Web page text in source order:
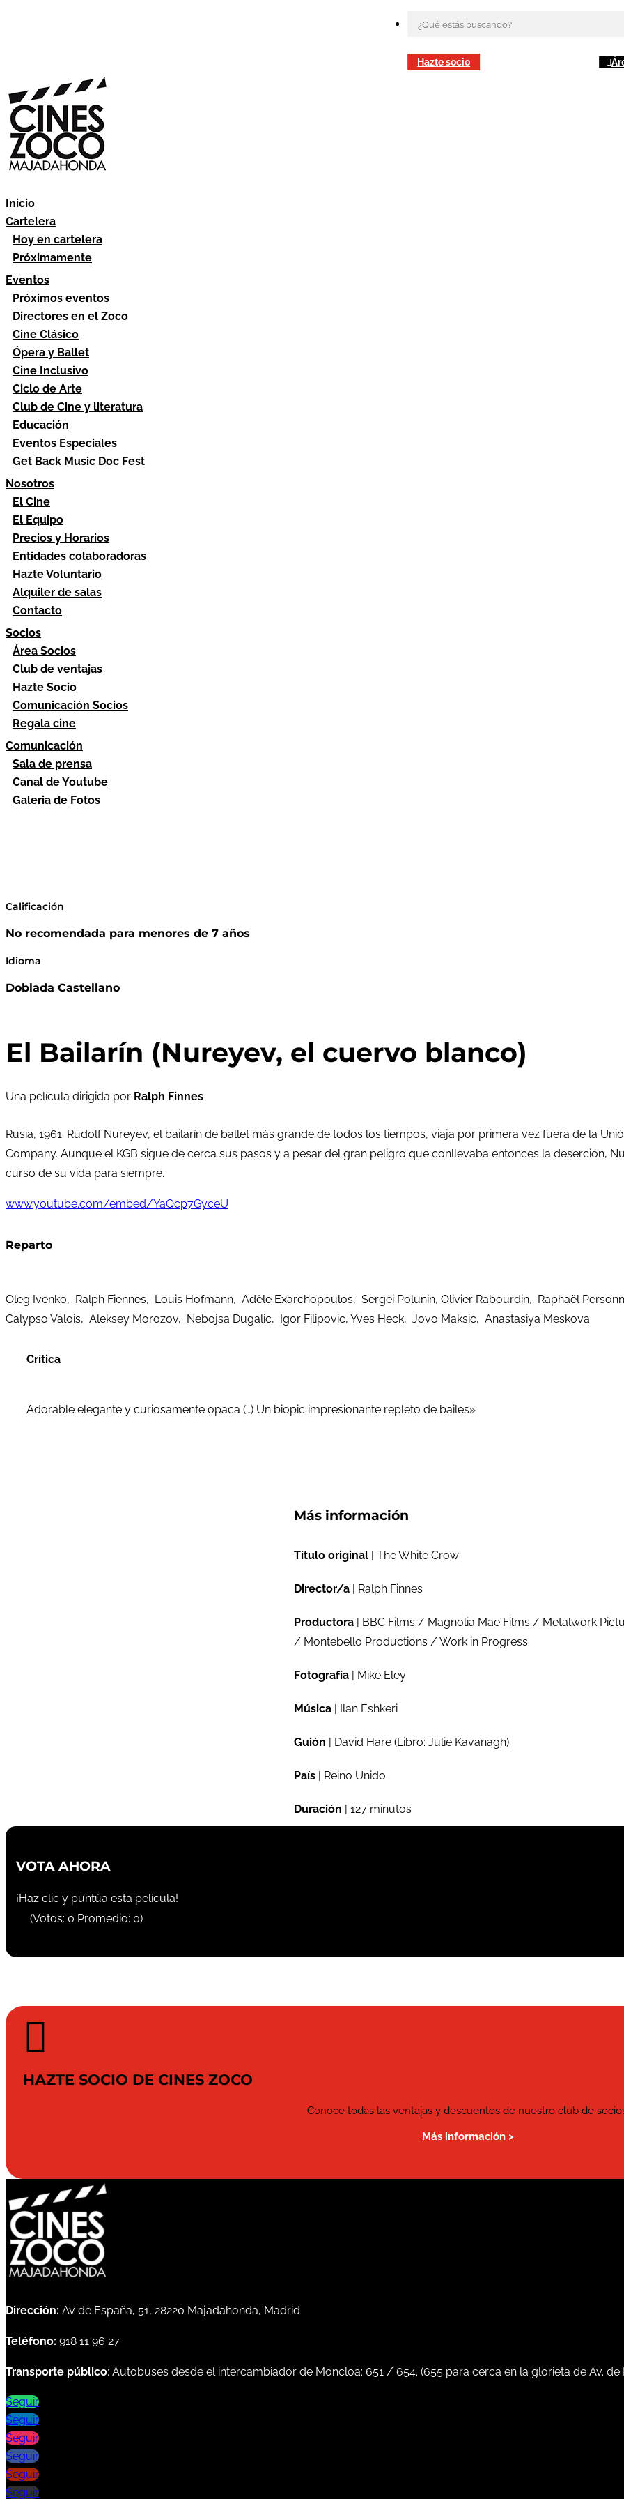
Hazte socio
Inicio
Cartelera
Hoy en cartelera
Próximamente
Eventos
Próximos eventos
Directores en el Zoco
Cine Clásico
Ópera y Ballet
Cine Inclusivo
Ciclo de Arte
Club de Cine y literatura
Educación
Eventos Especiales
Get Back Music Doc Fest
Nosotros
El Cine
El Equipo
Precios y Horarios
Entidades colaboradoras
Hazte Voluntario
Alquiler de salas
Contacto
Socios
Área Socios
Club de ventajas
Hazte Socio
Comunicación Socios
Regala cine
Comunicación
Sala de prensa
Canal de Youtube
Galeria de Fotos
Calificación
No recomendada para menores de 7 años
Idioma
Doblada Castellano
El Bailarín (Nureyev, el cuervo blanco)
Una película dirigida por Ralph Finnes
Rusia, 1961. Rudolf Nureyev, el bailarín de ballet más grande de todos los tiempos, viaja por primera vez fuera de la
Company. Aunque el KGB sigue de cerca sus pasos y a pesar del gran peligro que conllevaba entonces la deserción,
curso de su vida para siempre.
www.youtube.com/embed/YaQcp7GyceU
Reparto
Oleg Ivenko, Ralph Fiennes, Louis Hofmann, Adèle Exarchopoulos, Sergei Polunin, Olivier Rabourdin, Raphaël
Calypso Valois, Aleksey Morozov, Nebojsa Dugalic, Igor Filipovic, Yves Heck, Jovo Maksic, Anastasiya Meskova
Crítica
Adorable elegante y curiosamente opaca (…) Un biopic impresionante repleto de bailes»
Más información
Título original | The White Crow
Director/a | Ralph Finnes
Productora | BBC Films / Magnolia Mae Films / Metalwork
/ Montebello Productions / Work in Progress
Fotografía | Mike Eley
Música | Ilan Eshkeri
Guión | David Hare (Libro: Julie Kavanagh)
País | Reino Unido
Duración | 127 minutos
VOTA AHORA
¡Haz clic y puntúa esta película!
(Votos: 0 Promedio: 0)

HAZTE SOCIO DE CINES ZOCO
Conoce todas las ventajas y descuentos de nuestro club de
Más información >
Dirección: Av de España, 51, 28220 Majadahonda, Madrid
Teléfono: 918 11 96 27
Transporte público: Autobuses desde el intercambiador de Moncloa: 651 / 654. (655 para cerca en la glorieta de Av. de
Seguir
Seguir
Seguir
Seguir
Seguir
Seguir